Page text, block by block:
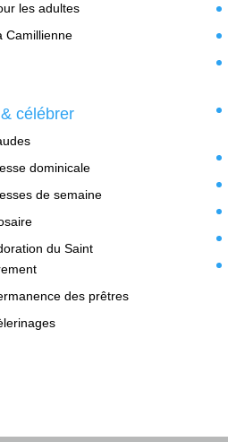
les adultes
Camillienne
célébrer
dominicale
de semaine
du Saint
des prêtres